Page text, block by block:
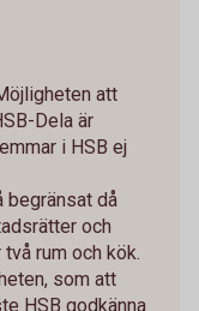
att
Dela är
i HSB ej
begränsat då
och
rum och kök.
som att
HSB godkänna